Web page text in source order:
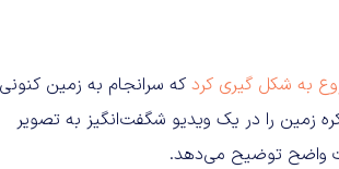
به شکل گیری کرد که سرانجام به زمین کنونی
زمین را در یک ویدیو شگفت‌انگیز به تصویر
واضح توضیح می‌دهد.